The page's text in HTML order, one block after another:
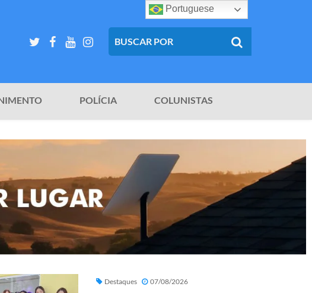
POLÍCIA COLUNISTAS
Destaques 07/08/2026
Portuguese